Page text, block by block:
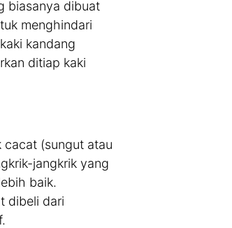
biasanya dibuat
menghindari
kandang
ditiap kaki
cacat (sungut atau
jangkrik yang
baik.
dibeli dari